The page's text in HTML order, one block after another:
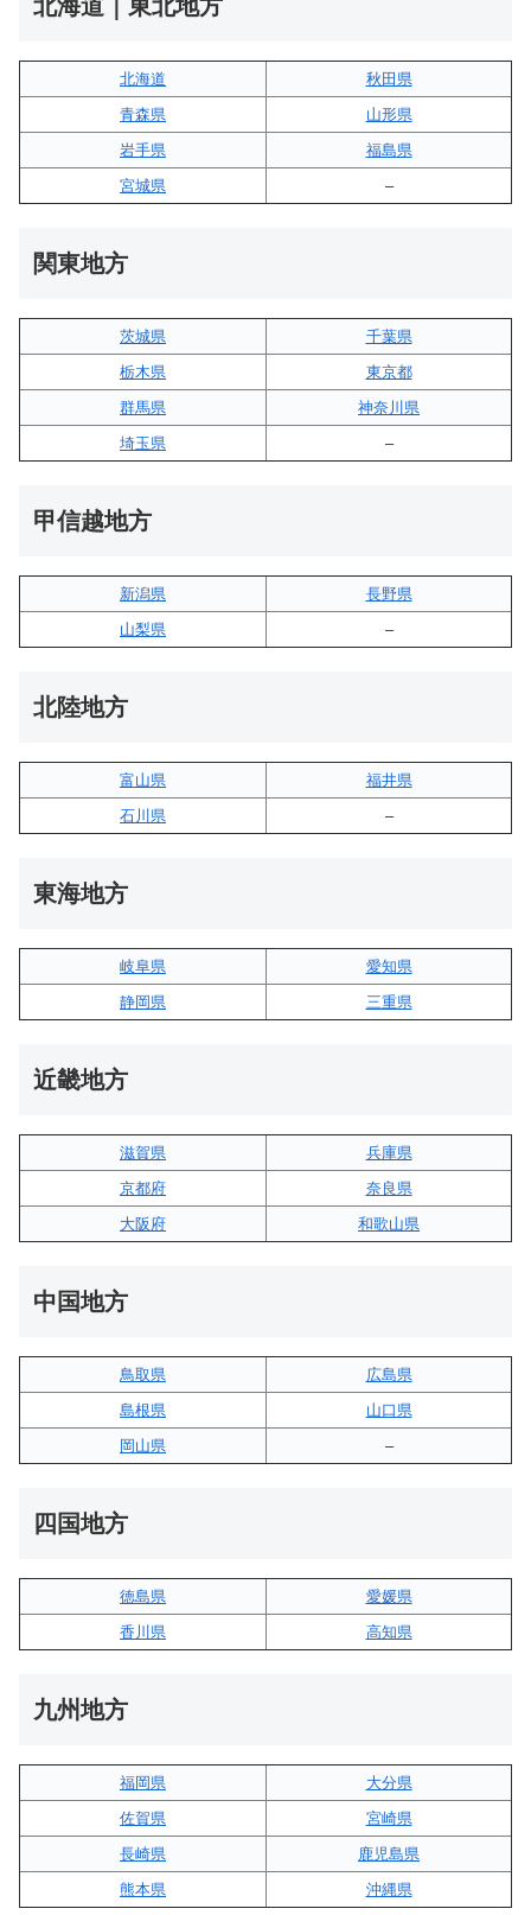
北海道｜東北地方
北海道
秋田県
青森県
山形県
岩手県
福島県
宮城県
–
関東地方
茨城県
千葉県
栃木県
東京都
群馬県
神奈川県
埼玉県
–
甲信越地方
新潟県
長野県
山梨県
–
北陸地方
富山県
福井県
石川県
–
東海地方
岐阜県
愛知県
静岡県
三重県
近畿地方
滋賀県
兵庫県
京都府
奈良県
大阪府
和歌山県
中国地方
鳥取県
広島県
島根県
山口県
岡山県
–
四国地方
徳島県
愛媛県
香川県
高知県
九州地方
福岡県
大分県
佐賀県
宮崎県
長崎県
鹿児島県
熊本県
沖縄県